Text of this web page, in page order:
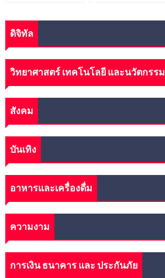
ดิจิทัล
วิทยาศาสตร์ เทคโนโลยี และนวัตกรรม
สังคม
บันเทิง
อาหารและเครื่องดื่ม
ความงาม
การเงิน ธนาคาร และ ประกันภัย